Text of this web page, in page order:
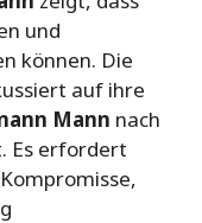
und
können. Die
auf ihre
Mann nach
Es erfordert